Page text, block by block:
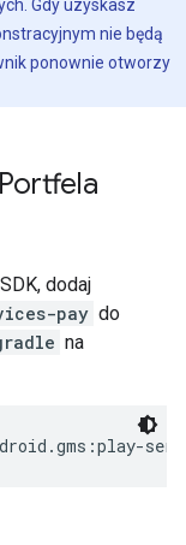
Gdy uzyskasz
nie będą
ponownie otworzy
dodaj
pay do
na